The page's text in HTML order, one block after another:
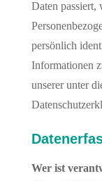
Daten passiert,
persönlich
Informationen
unserer unter
Wer ist